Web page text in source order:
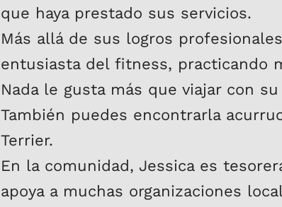
que haya prestado sus servicios.
Más allá de sus logros
entusiasta del fitness, practicando
Nada le gusta más que viajar con
También puedes encontrarla
Terrier.
En la comunidad, Jessica es
apoya a muchas organizaciones